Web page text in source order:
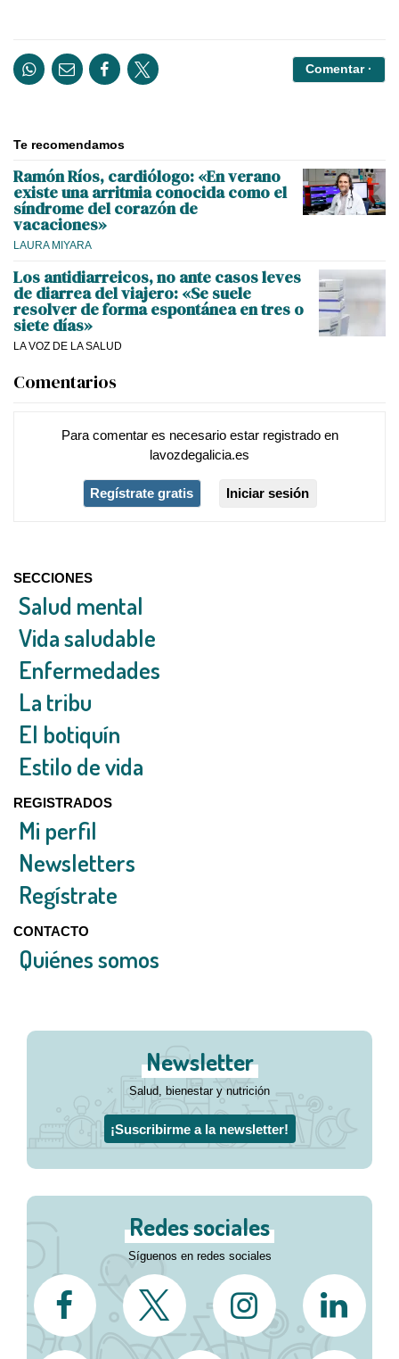
Comentar ·
Te recomendamos
Ramón Ríos, cardiólogo: «En verano
existe una arritmia conocida como el
síndrome del corazón de
vacaciones»
LAURA MIYARA
Los antidiarreicos, no ante casos leves
de diarrea del viajero: «Se suele
resolver de forma espontánea en tres o
siete días»
LA VOZ DE LA SALUD
Comentarios
Para comentar es necesario estar registradoen
lavozdegalicia.es
Regístrate gratis Iniciar sesión
SECCIONES
Salud mental
Vida saludable
Enfermedades
La tribu
El botiquín
Estilo de vida
REGISTRADOS
Mi perfil
Newsletters
Regístrate
CONTACTO
Quiénes somos
Newsletter
Salud, bienestar y nutrición
¡Suscribirme a la newsletter!
Redes sociales
Síguenos en redes sociales